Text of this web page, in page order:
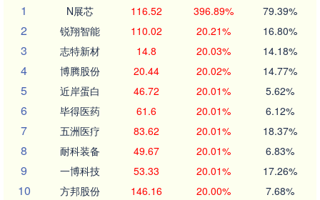
1
N展芯 116.52 396.89% 79.39%
2 锐翔智能 110.02 20.21% 16.80%
3 志特新材 14.8 20.03% 14.18%
4 博腾股份 20.44 20.02% 14.77%
5 近岸蛋白 46.72 20.01% 5.62%
6 毕得医药 61.6 20.01% 6.12%
7 五洲医疗 83.62 20.01% 18.37%
8 耐科装备 49.67 20.01% 6.83%
9 一博科技 53.33 20.01% 17.26%
10 方邦股份 146.16 20.00% 7.68%